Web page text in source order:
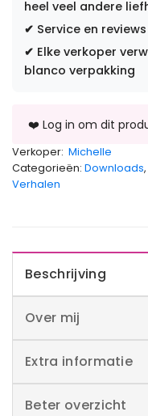
heel veel andere
✔ Service en
✔ Elke verkoper
blanco verpakking
Verkoper: Michelle
Categorieën: Downloads,
Verhalen
Beschrijving
Over mij
Extra informatie
Beter overzicht